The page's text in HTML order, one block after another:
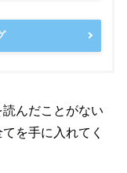
んだことがない
てを手に入れてく